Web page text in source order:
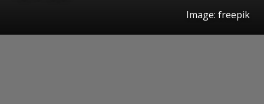
Image: freepik